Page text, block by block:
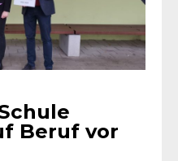
Beruf vor